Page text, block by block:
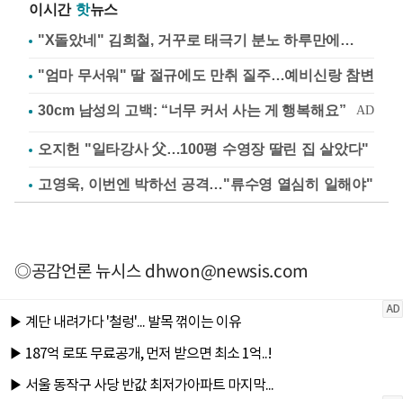
이시간 핫뉴스
"X돌았네" 김희철, 거꾸로 태극기 분노 하루만에…
"엄마 무서워" 딸 절규에도 만취 질주…예비신랑 참변
오지헌 "일타강사 父…100평 수영장 딸린 집 살았다"
고영욱, 이번엔 박하선 공격…"류수영 열심히 일해야"
◎공감언론 뉴시스dhwon@newsis.com